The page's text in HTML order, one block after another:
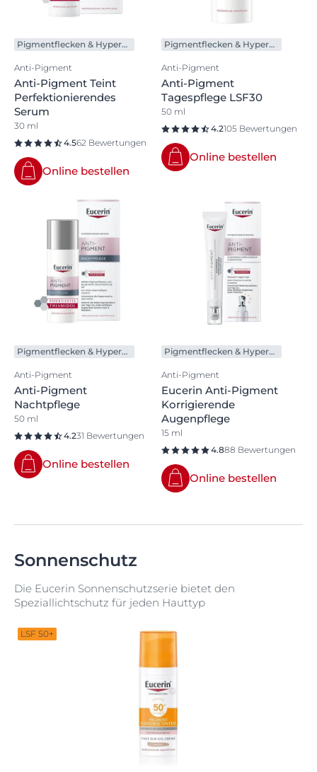
Pigmentflecken & Hyperpigmentierung
Anti-Pigment
Anti-Pigment Teint
Perfektionierendes
Serum
30 ml
4.562 Bewertungen
Online bestellen
Pigmentflecken & Hyperpigmentierung
Anti-Pigment
Anti-Pigment
Tagespflege LSF30
50 ml
4.2105 Bewertungen
Online bestellen
Pigmentflecken & Hyperpigmentierung
Anti-Pigment
Anti-Pigment
Nachtpflege
50 ml
4.231 Bewertungen
Online bestellen
Pigmentflecken & Hyperpigmentierung
Anti-Pigment
Eucerin Anti-Pigment
Korrigierende
Augenpflege
15 ml
4.888 Bewertungen
Online bestellen
Sonnenschutz
Die Eucerin Sonnenschutzserie bietet den
Speziallichtschutz für jeden Hauttyp
LSF 50+